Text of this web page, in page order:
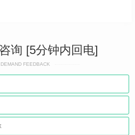
询 [5分钟内回电]
DEMAND FEEDBACK